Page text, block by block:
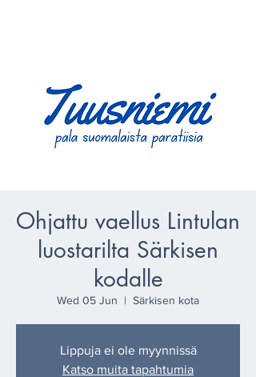
Ohjattu vaellus Lintulan
luostarilta Särkisen
kodalle
Wed 05 Jun
  |
Särkisen kota
Lippuja ei ole myynnissä
Katso muita tapahtumia